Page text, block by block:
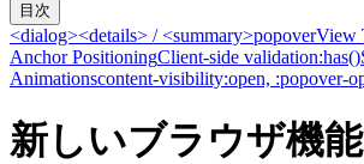
目次
<dialog><details> / <summary>popoverView
Anchor PositioningClient-side validation:has()
Animationscontent-visibility:open, :popover-
新しいブラウザ機